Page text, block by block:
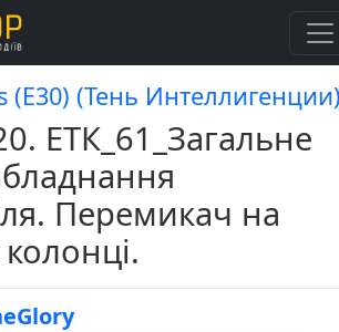
(E30) (Тень
ЕТК_61_Загальне
Перемикач на